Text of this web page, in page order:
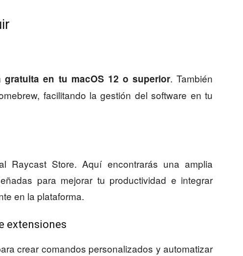
gratuita en tu macOS 12 o superior. También
facilitando la gestión del software en tu
Raycast Store. Aquí encontrarás una amplia
para mejorar tu productividad e integrar
en la plataforma.
extensiones
crear comandos personalizados y automatizar